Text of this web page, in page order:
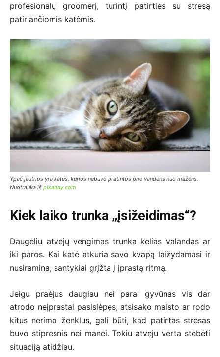
profesionalų groomerį, turintį patirties su stresą
patiriančiomis katėmis.
Ypač jautrios yra katės, kurios nebuvo pratintos prie vandens nuo mažens.
Nuotrauka iš pixabay.com
Kiek laiko trunka „įsižeidimas“?
Daugeliu atvejų vengimas trunka kelias valandas ar
iki paros. Kai katė atkuria savo kvapą laižydamasi ir
nusiramina, santykiai grįžta į įprastą ritmą.
Jeigu praėjus daugiau nei parai gyvūnas vis dar
atrodo neįprastai pasislėpęs, atsisako maisto ar rodo
kitus nerimo ženklus, gali būti, kad patirtas stresas
buvo stipresnis nei manei. Tokiu atveju verta stebėti
situaciją atidžiau.